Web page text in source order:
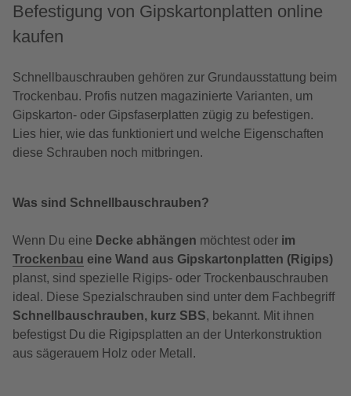
Befestigung von Gipskartonplatten online
kaufen
Schnellbauschrauben gehören zur Grundausstattung beim
Trockenbau. Profis nutzen magazinierte Varianten, um
Gipskarton- oder Gipsfaserplatten zügig zu befestigen.
Lies hier, wie das funktioniert und welche Eigenschaften
diese Schrauben noch mitbringen.
Was sind Schnellbauschrauben?
Wenn Du eine Decke abhängen möchtest oder im
Trockenbau eine Wand aus Gipskartonplatten (Rigips)
planst, sind spezielle Rigips- oder Trockenbauschrauben
ideal. Diese Spezialschrauben sind unter dem Fachbegriff
Schnellbauschrauben, kurz SBS, bekannt. Mit ihnen
befestigst Du die Rigipsplatten an der Unterkonstruktion
aus sägerauem Holz oder Metall.